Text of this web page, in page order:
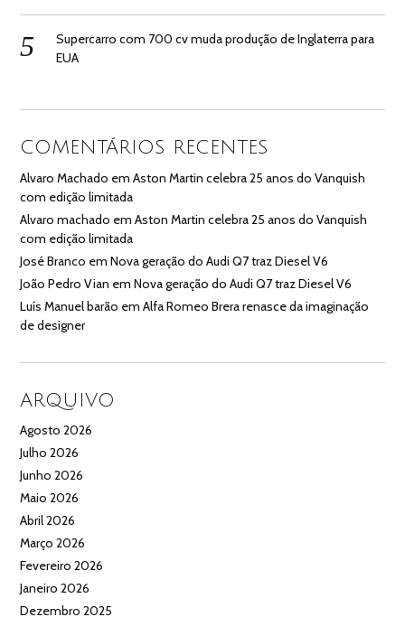
Supercarro com 700 cv muda produção de Inglaterra para
EUA
COMENTÁRIOS RECENTES
Alvaro Machado emAston Martin celebra 25 anos do Vanquish
com edição limitada
Alvaro machado emAston Martin celebra 25 anos do Vanquish
com edição limitada
José Branco emNova geração do Audi Q7 traz Diesel V6
João Pedro Vian emNova geração do Audi Q7 traz Diesel V6
Luís Manuel barão emAlfa Romeo Brera renasce da imaginação
de designer
ARQUIVO
Agosto 2026
Julho 2026
Junho 2026
Maio 2026
Abril 2026
Março 2026
Fevereiro 2026
Janeiro 2026
Dezembro 2025